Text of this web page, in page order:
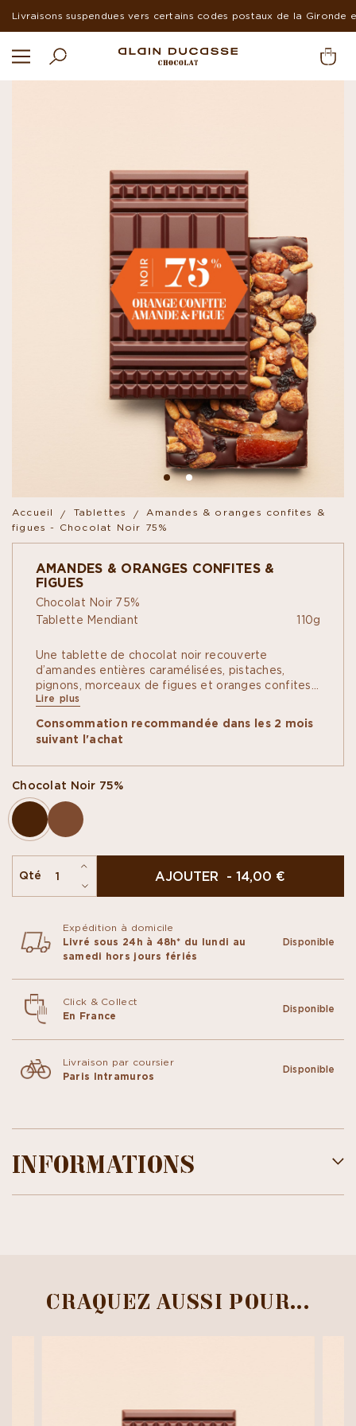
Livraisons suspendues vers certains codes postaux de la Gironde
Accueil Tablettes
Amandes & oranges confites &
figues - Chocolat Noir 75%
AMANDES & ORANGES CONFITES &
FIGUES
Chocolat Noir 75%
Tablette Mendiant
110g
Une tablette de chocolat noir recouverte
d’amandes entières caramélisées, pistaches,
pignons, morceaux de figues et oranges confites.
Les tablettes de chocolat Mendiant revisitent la
traditionnelle recette du même nom, avec des
fruits secs...ou sans ! Des tablettes croquantes
dont le chocolat est couvert d’ingrédients
Lire plus
Consommation recommandée dans les 2 mois
suivant l'achat
Chocolat Noir 75%
Qté AJOUTER - 14,00 €
Expédition à domicile
Livré sous 24h à 48h* du lundi au
samedi hors jours fériés
Disponible
Click & Collect
En France
Disponible
Livraison par coursier
Paris Intramuros
Disponible
INFORMATIONS
CRAQUEZ AUSSI POUR...